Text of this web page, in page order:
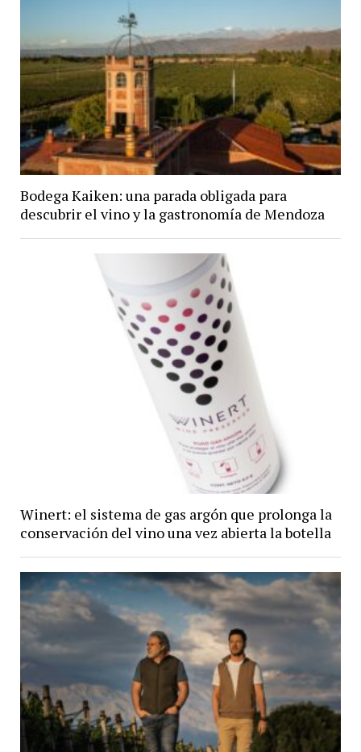
Bodega Kaiken: una parada obligada para
descubrir el vino y la gastronomía de Mendoza
Winert: el sistema de gas argón que prolonga la
conservación del vino una vez abierta la botella